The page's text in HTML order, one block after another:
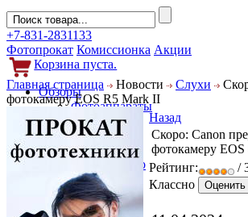
+7-831-2831133
Фотопрокат Комиссионка Акции
Корзина пуста.
Обзоры
Фотоаппараты
Объективы
Фильтры
Новости
Фото и видео
Гаджеты
Аксессуары
Слухи
Главная страница Новости Слухи
фотокамеру EOS R5 Mark II
Назад
Скоро: Canon
фотокамеру
Рейтинг:
/
Классно